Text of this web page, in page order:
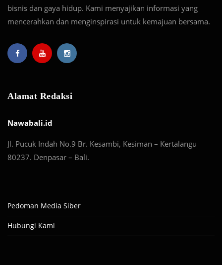
bisnis dan gaya hidup. Kami menyajikan informasi yang
mencerahkan dan menginspirasi untuk kemajuan bersama.
Alamat Redaksi
Nawabali.id
Jl. Pucuk Indah No.9 Br. Kesambi, Kesiman – Kertalangu
80237. Denpasar – Bali.
Pedoman Media Siber
Hubungi Kami